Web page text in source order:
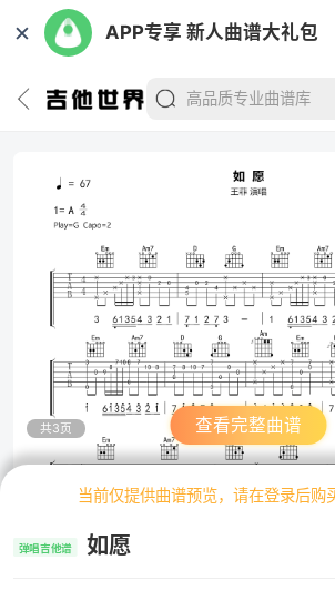
✕ APP专享 新人曲谱大礼包
共3页 查看完整曲谱
当前仅提供曲谱预览，请在登录后购
弹唱吉他谱 如愿